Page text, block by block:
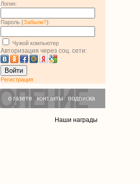
Логин:
Пароль (Забыли?):
Чужой компьютер
Авторизация через соц. сети:
Войти
Регистрация
о газете |контакты| подписка
Наши награды